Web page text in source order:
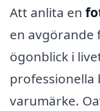
Att anlita en
en avgörande
ögonblick i
varumärke.